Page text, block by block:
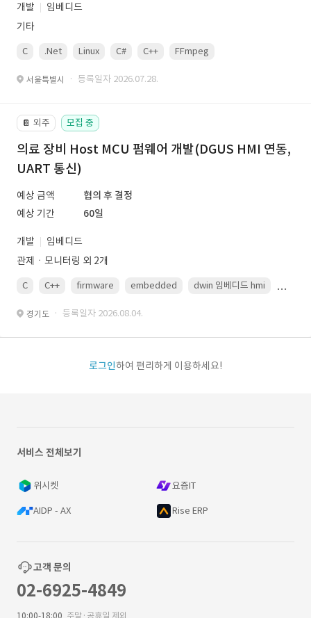
개발
임베디드
기타
C .Net Linux C# C++ FFmpeg
서울특별시 · 등록일자 2026.07.28.
📔 외주 모집 중
의료 장비 Host MCU 펌웨어 개발(DGUS HMI 연동,
UART 통신)
예상 금액
협의 후 결정
예상 기간
60일
개발
임베디드
관제ㆍ모니터링 외 2개
C C++ firmware embedded dwin 임베디드 hmi
경기도 · 등록일자 2026.08.04.
로그인하여 편리하게 이용하세요!
서비스 전체보기
위시켓 요즘IT
AIDP - AX Rise ERP
고객 문의
02-6925-4849
10:00-18:00 주말·공휴일 제외